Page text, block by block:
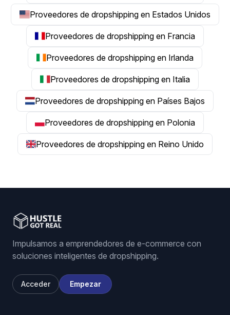
Proveedores de dropshipping en Estados Unidos
Proveedores de dropshipping en Francia
Proveedores de dropshipping en Irlanda
Proveedores de dropshipping en Italia
Proveedores de dropshipping en Países Bajos
Proveedores de dropshipping en Polonia
Proveedores de dropshipping en Reino Unido
Impulsamos a emprendedores de e-commerce con
soluciones inteligentes de dropshipping.
Acceder Empezar